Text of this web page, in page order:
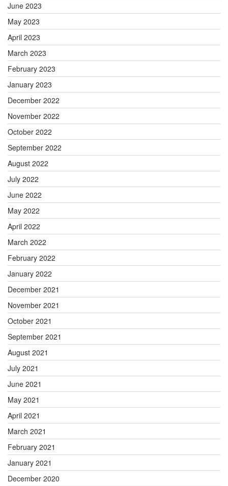
June 2023
May 2023
April 2023
March 2023
February 2023
January 2023
December 2022
November 2022
October 2022
September 2022
August 2022
July 2022
June 2022
May 2022
April 2022
March 2022
February 2022
January 2022
December 2021
November 2021
October 2021
September 2021
August 2021
July 2021
June 2021
May 2021
April 2021
March 2021
February 2021
January 2021
December 2020